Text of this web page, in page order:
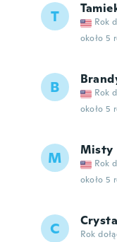
T Rok
około 5
B Rok
około 5
M Misty
Rok
około 5
C Rok